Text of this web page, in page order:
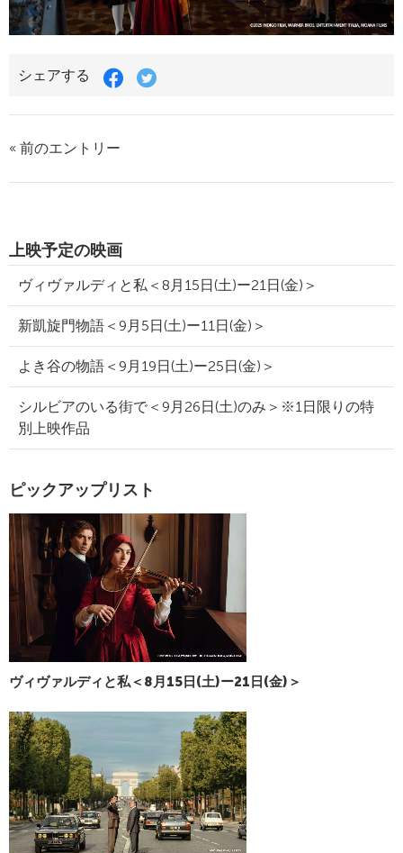
シェアする
« 前のエントリー
上映予定の映画
ヴィヴァルディと私＜8月15日(土)ー21日(金)＞
新凱旋門物語＜9月5日(土)ー11日(金)＞
よき谷の物語＜9月19日(土)ー25日(金)＞
シルビアのいる街で＜9月26日(土)のみ＞※1日限りの特
別上映作品
ピックアップリスト
ヴィヴァルディと私＜8月15日(土)ー21日(金)＞